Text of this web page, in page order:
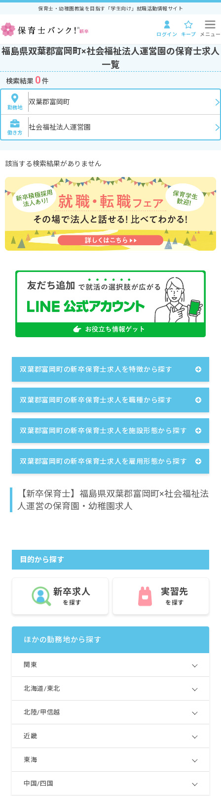
保育士・幼稚園教諭を目指す「学生向け」就職活動情報サイト
ログイン キープ メニュー
福島県双葉郡富岡町×社会福祉法人運営園の保育士求人
一覧
検索結果 0件
勤務地
双葉郡富岡町
働き方
社会福祉法人運営園
該当する検索結果がありません
双葉郡富岡町の新卒保育士求人を特徴から探す
双葉郡富岡町の新卒保育士求人を職種から探す
双葉郡富岡町の新卒保育士求人を施設形態から探す
双葉郡富岡町の新卒保育士求人を雇用形態から探す
【新卒保育士】福島県双葉郡富岡町×社会福祉法
人運営の保育園・幼稚園求人
目的から探す
新卒求人
を探す
実習先
を探す
ほかの勤務地から探す
関東
北海道/東北
北陸/甲信越
近畿
東海
中国/四国